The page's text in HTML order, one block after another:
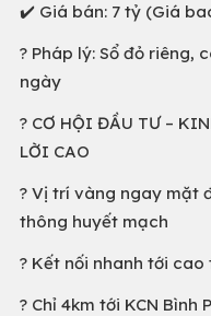
✔️ Giá bán: 7 tỷ (Giá
? Pháp lý: Sổ đỏ riêng,
ngày
? CƠ HỘI ĐẦU TƯ –
LỜI CAO
? Vị trí vàng ngay mặt
thông huyết mạch
? Kết nối nhanh tới cao
? Chỉ 4km tới KCN Bình